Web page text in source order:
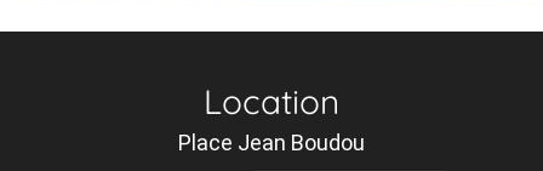
Location
Place Jean Boudou